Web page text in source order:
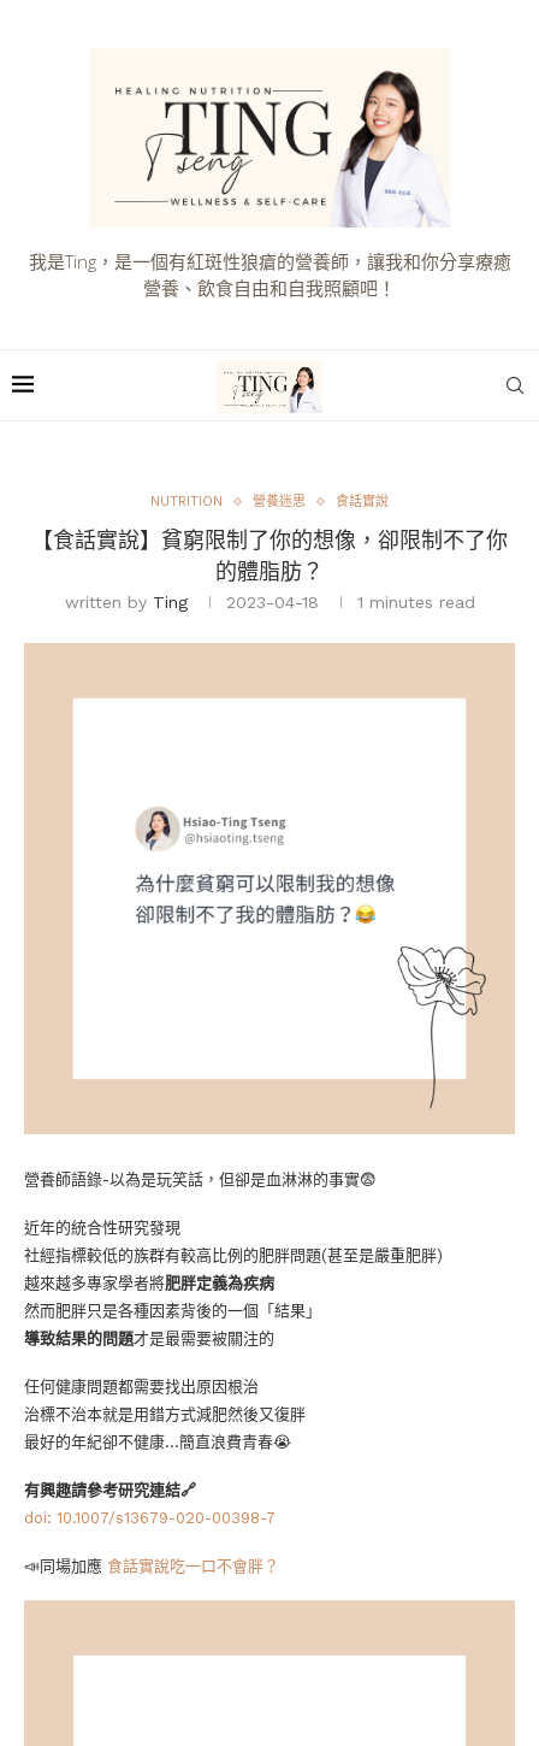
我是Ting，是一個有紅斑性狼瘡的營養師，讓我和你分享療癒
營養、飲食自由和自我照顧吧！
NUTRITION 營養迷思 食話實說
【食話實說】貧窮限制了你的想像，卻限制不了你
的體脂肪？
written by Ting 2023-04-18 1 minutes read
營養師語錄-以為是玩笑話，但卻是血淋淋的事實😨
近年的統合性研究發現
社經指標較低的族群有較高比例的肥胖問題(甚至是嚴重肥胖)
越來越多專家學者將肥胖定義為疾病
然而肥胖只是各種因素背後的一個「結果」
導致結果的問題才是最需要被關注的
任何健康問題都需要找出原因根治
治標不治本就是用錯方式減肥然後又復胖
最好的年紀卻不健康…簡直浪費青春😭
有興趣請參考研究連結🔗
doi: 10.1007/s13679-020-00398-7
📣同場加應 食話實說吃一口不會胖？